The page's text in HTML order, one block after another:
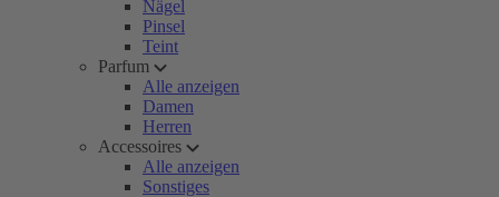
Nägel
Pinsel
Teint
Parfum
Alle anzeigen
Damen
Herren
Accessoires
Alle anzeigen
Sonstiges